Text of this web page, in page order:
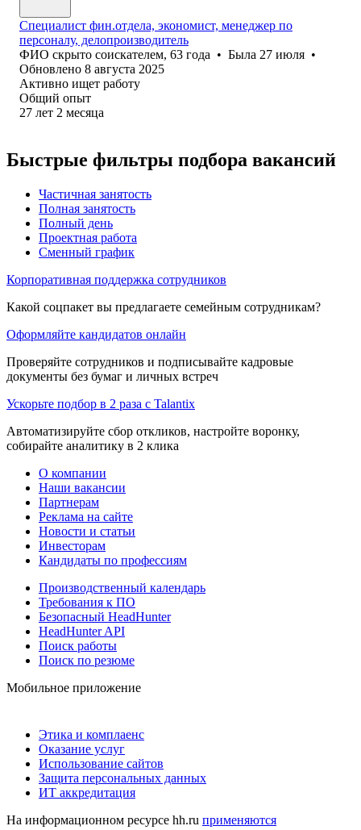
Специалист фин.отдела, экономист, менеджер по
персоналу, делопроизводитель
ФИО скрыто соискателем, 63 года • Была 27 июля •
Обновлено 8 августа 2025
Активно ищет работу
Общий опыт
27 лет 2 месяца
Быстрые фильтры подбора вакансий
Частичная занятость
Полная занятость
Полный день
Проектная работа
Сменный график
Корпоративная поддержка сотрудников
Какой соцпакет вы предлагаете семейным сотрудникам?
Оформляйте кандидатов онлайн
Проверяйте сотрудников и подписывайте кадровые
документы без бумаг и личных встреч
Ускорьте подбор в 2 раза с Talantix
Автоматизируйте сбор откликов, настройте воронку,
собирайте аналитику в 2 клика
О компании
Наши вакансии
Партнерам
Реклама на сайте
Новости и статьи
Инвесторам
Кандидаты по профессиям
Производственный календарь
Требования к ПО
Безопасный HeadHunter
HeadHunter API
Поиск работы
Поиск по резюме
Мобильное приложение
Этика и комплаенс
Оказание услуг
Использование сайтов
Защита персональных данных
ИТ аккредитация
На информационном ресурсе hh.ru применяются